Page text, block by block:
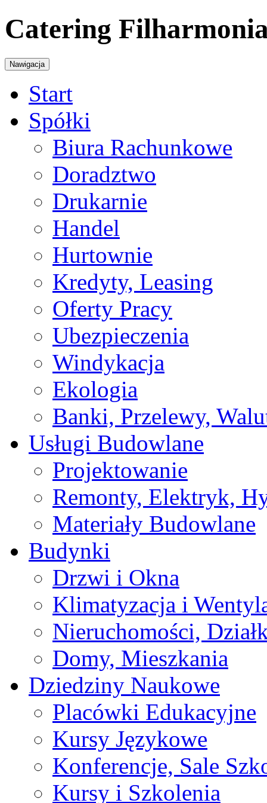
Catering
Nawigacja
Start
Spółki
Biura Rachunkowe
Doradztwo
Drukarnie
Handel
Hurtownie
Kredyty, Leasing
Oferty Pracy
Ubezpieczenia
Windykacja
Ekologia
Banki, Przelewy,
Usługi Budowlane
Projektowanie
Remonty, Elektryk,
Materiały Budowlane
Budynki
Drzwi i Okna
Klimatyzacja i
Nieruchomości,
Domy, Mieszkania
Dziedziny Naukowe
Placówki Edukacyjne
Kursy Językowe
Konferencje, Sale
Kursy i Szkolenia